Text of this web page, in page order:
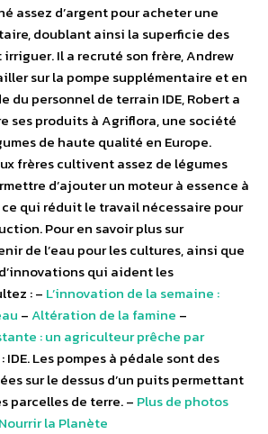
assez d’argent pour acheter une
doublant ainsi la superficie des
Il a recruté son frère, Andrew
sur la pompe supplémentaire et en
du personnel de terrain IDE, Robert a
ses produits à Agriflora, une société
de haute qualité en Europe.
frères cultivent assez de légumes
d’ajouter un moteur à essence à
ce qui réduit le travail nécessaire pour
Pour en savoir plus sur
de l’eau pour les cultures, ainsi que
qui aident les
: – L’innovation de la semaine :
–Altération de la famine –
: un agriculteur prêche par
: IDE. Les pompes à pédale sont des
sur le dessus d’un puits permettant
parcelles de terre. – Plus de photos
la Planète